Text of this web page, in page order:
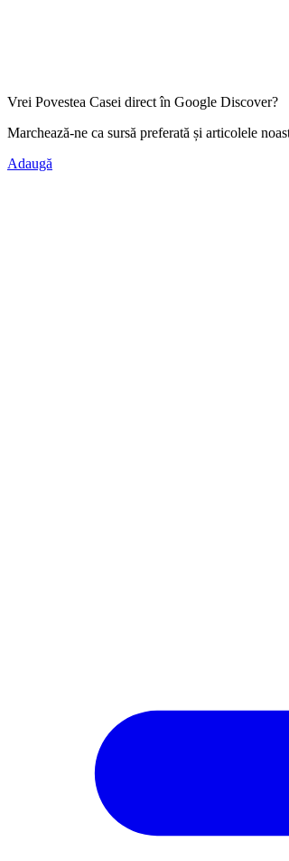
Vrei Povestea Casei direct în Google Discover?
Marchează-ne ca sursă preferată și articolele
Adaugă